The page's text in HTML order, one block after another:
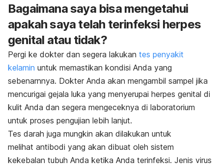
Bagaimana saya bisa mengetahui
apakah saya telah terinfeksi herpes
genital atau tidak?
Pergi ke dokter dan segera lakukan tes penyakit
kelamin untuk memastikan kondisi Anda yang
sebenarnnya. Dokter Anda akan mengambil sampel jika
mencurigai gejala luka yang menyerupai herpes genital di
kulit Anda dan segera mengeceknya di laboratorium
untuk proses pengujian lebih lanjut.
Tes darah juga mungkin akan dilakukan untuk
melihat antibodi yang akan dibuat oleh sistem
kekebalan tubuh Anda ketika Anda terinfeksi. Jenis virus